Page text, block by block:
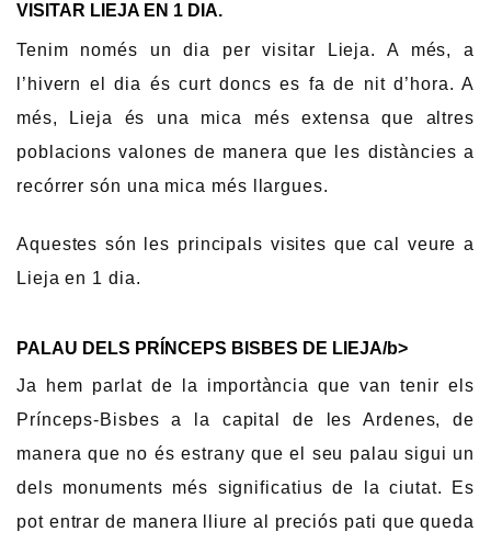
VISITAR LIEJA EN 1 DIA.
Tenim només un dia per visitar Lieja. A més, a
l’hivern el dia és curt doncs es fa de nit d’hora. A
més, Lieja és una mica més extensa que altres
poblacions valones de manera que les distàncies a
recórrer són una mica més llargues.
Aquestes són les principals visites que cal veure a
Lieja en 1 dia.
PALAU DELS PRÍNCEPS BISBES DE LIEJA/b>
Ja hem parlat de la importància que van tenir els
Prínceps-Bisbes a la capital de les Ardenes, de
manera que no és estrany que el seu palau sigui un
dels monuments més significatius de la ciutat. Es
pot entrar de manera lliure al preciós pati que queda